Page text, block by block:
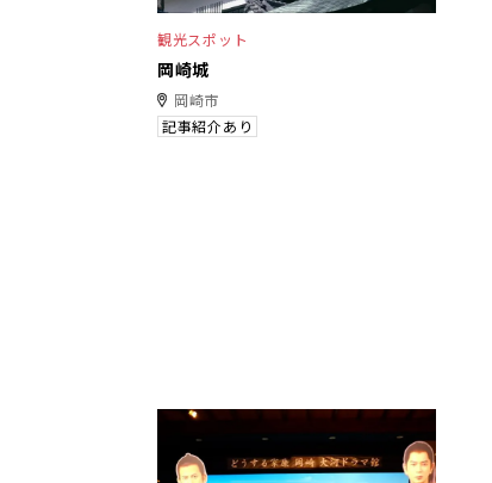
観光スポット
岡崎城
岡崎市
記事紹介あり